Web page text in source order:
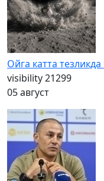
Ойга катта
visibility21299
05 август